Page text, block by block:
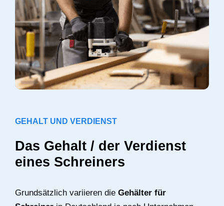
GEHALT UND VERDIENST
Das Gehalt / der Verdienst
eines Schreiners
Grundsätzlich variieren die Gehälter für